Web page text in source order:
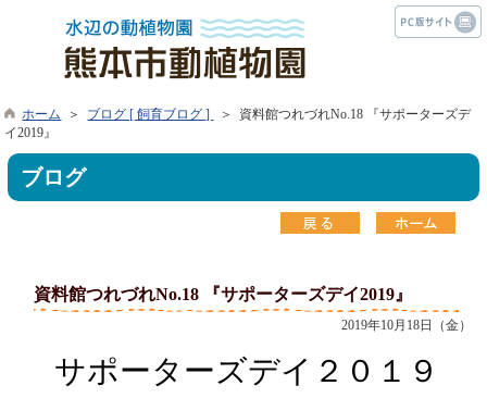
ホーム ＞ ブログ [ 飼育ブログ ]
＞ 資料館つれづれNo.18 『サポーターズデ
イ2019』
ブログ
資料館つれづれNo.18 『サポーターズデイ2019』
2019年10月18日（金）
サポーターズデイ２０１９